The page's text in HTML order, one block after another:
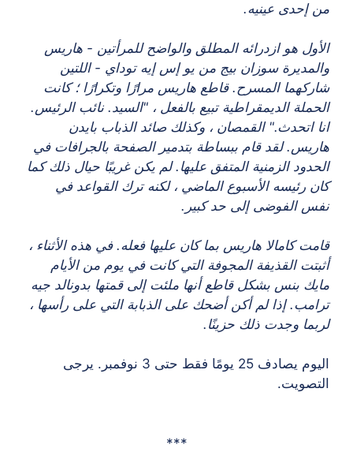
من إحدى عينيه.
الأول هو ازدرائه المطلق والواضح للمرأتين - هاريس
والمديرة سوزان بيج من يو إس إيه توداي - اللتين
شاركهما المسرح. قاطع هاريس مرارًا وتكرارًا ؛ كانت
الحملة الديمقراطية تبيع بالفعل ، "السيد. نائب الرئيس.
انا اتحدث." القمصان ، وكذلك صائد الذباب بايدن
هاريس. لقد قام ببساطة بتدمير الصفحة بالجرافات في
الحدود الزمنية المتفق عليها. لم يكن غريبًا حيال ذلك كما
كان رئيسه الأسبوع الماضي ، لكنه ترك القواعد في
نفس الفوضى إلى حد كبير.
قامت كامالا هاريس بما كان عليها فعله. في هذه الأثناء ،
أثبتت القذيفة المجوفة التي كانت في يوم من الأيام
مايك بنس بشكل قاطع أنها ملئت إلى قمتها بدونالد جيه
ترامب. إذا لم أكن أضحك على الذبابة التي على رأسها ،
لربما وجدت ذلك حزينًا.
اليوم يصادف 25 يومًا فقط حتى 3 نوفمبر. يرجى
التصويت.
***